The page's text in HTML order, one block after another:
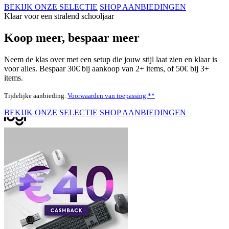
BEKIJK ONZE SELECTIE SHOP AANBIEDINGEN
Klaar voor een stralend schooljaar
Koop meer, bespaar meer
Neem de klas over met een setup die jouw stijl laat zien en klaar is
voor alles. Bespaar 30€ bij aankoop van 2+ items, of 50€ bij 3+
items.
Tijdelijke aanbieding. Voorwaarden van toepassing.**
BEKIJK ONZE SELECTIE SHOP AANBIEDINGEN